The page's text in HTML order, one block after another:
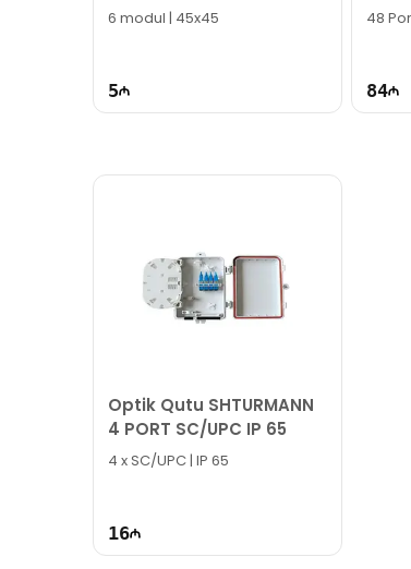
6 modul | 45x45
5
48
48
84
Optik Qutu SHTURMANN
4 PORT SC/UPC IP 65
4 x SC/UPC | IP 65
16